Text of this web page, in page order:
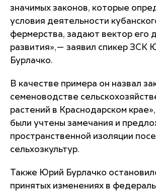
значимых законов, которые
условия деятельности
фермерства, задают вектор его
развития»,— заявил спикер ЗСК
Бурлачко.
В качестве примера он назвал
семеноводстве
растений в Краснодарском
были учтены замечания и
пространственной изоляции
сельхозкультур.
Также Юрий Бурлачко
принятых изменениях в